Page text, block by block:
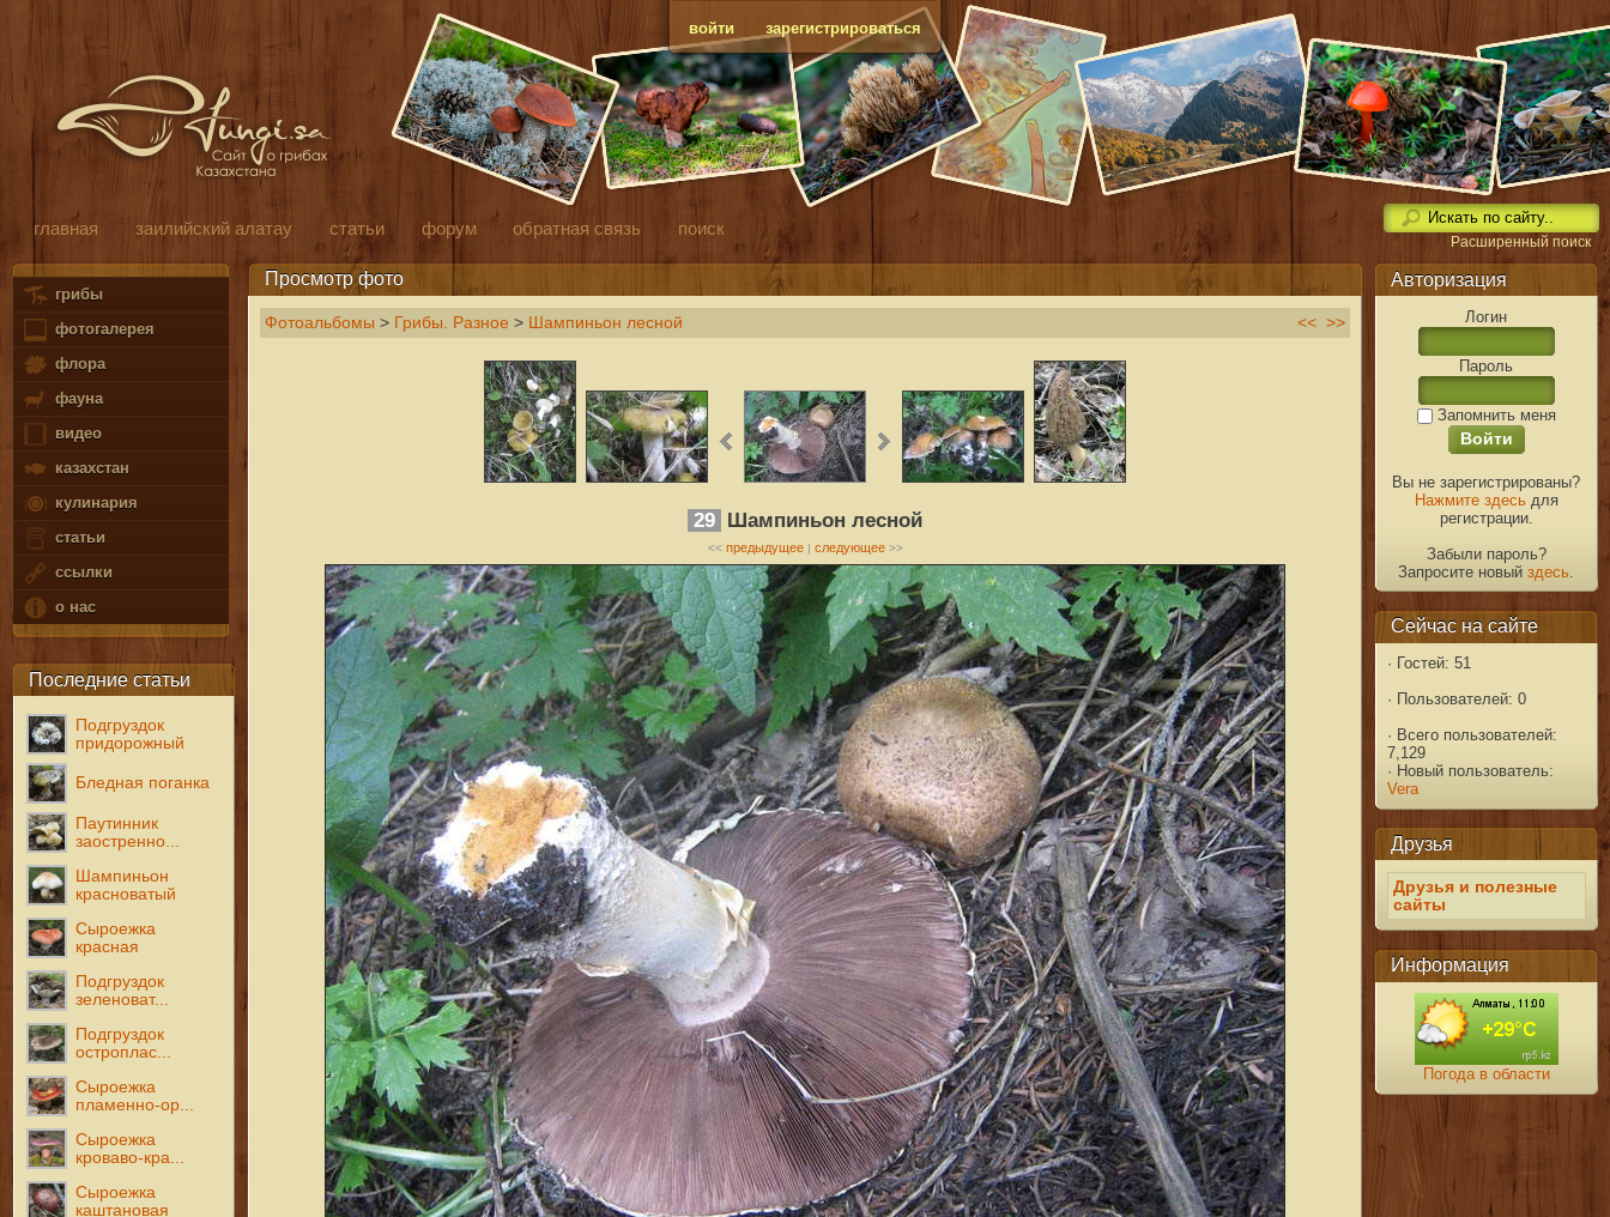
войти зарегистрироваться
главная заилийский алатау статьи форум обратная связь поиск
Расширенный поиск
грибы
фотогалерея
флора
фауна
видео
казахстан
кулинария
статьи
ссылки
о нас
Последние статьи
Подгруздок
придорожный
Бледная поганка
Паутинник
заостренно...
Шампиньон
красноватый
Сыроежка
красная
Подгруздок
зеленоват...
Подгруздок
остроплас...
Сыроежка
пламенно-ор...
Сыроежка
кроваво-кра...
Сыроежка
каштановая
Авторизация
Логин
Пароль
Запомнить меня
Вы не зарегистрированы?
Нажмите здесьдля
регистрации.
Забыли пароль?
Запросите новыйздесь
Сейчас на сайте
· Гостей: 51
· Пользователей: 0
· Всего пользователей:
7,129
· Новый пользователь:
Vera
Друзья
Друзья и полезные
сайты
Информация
Погода в области
Просмотр фото
Фотоальбомы > Грибы. Разное > Шампиньон лесной << >>
29 Шампиньон лесной
<< предыдущее| следующее>>